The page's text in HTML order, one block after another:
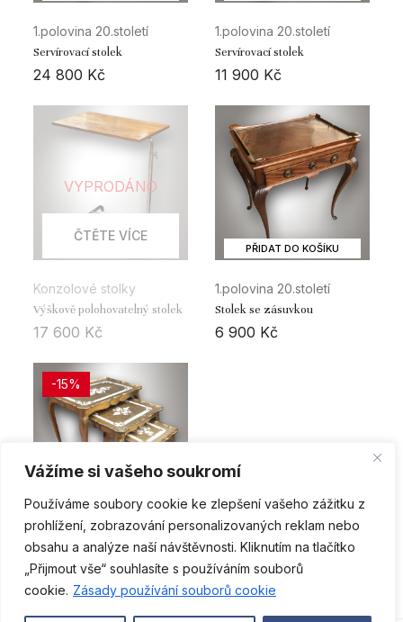
Vážíme si vašeho soukromí
Používáme soubory cookie ke zlepšení vašeho zážitku z
prohlížení, zobrazování personalizovaných reklam nebo
obsahu a analýze naší návštěvnosti. Kliknutím na tlačítko
„Přijmout vše“ souhlasíte s používáním souborů
cookie. Zásady používání souborů cookie
1.polovina 20.století
Servírovací stolek
24 800 Kč
1.polovina 20.století
Servírovací stolek
11 900 Kč
VYPRODÁNO
ČTĚTE VÍCE
Konzolové stolky
Výškově polohovatelný stolek
17 600 Kč
PŘIDAT DO KOŠÍKU
1.polovina 20.století
Stolek se zásuvkou
6 900 Kč
-15%
PŘIDAT DO KOŠÍKU
Nábytek
Hnízdové stolky
11 800Kč 10 000Kč